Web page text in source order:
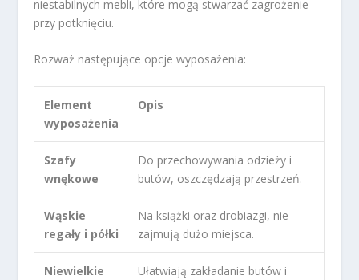
niestabilnych mebli, które mogą stwarzać zagrożenie
przy potknięciu.
Rozważ następujące opcje wyposażenia:
Element
wyposażenia
Opis
Szafy
wnękowe
Do przechowywania odzieży i
butów, oszczędzają przestrzeń.
Wąskie
regały i półki
Na książki oraz drobiazgi, nie
zajmują dużo miejsca.
Niewielkie
Ułatwiają zakładanie butów i